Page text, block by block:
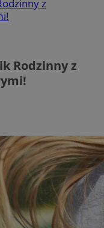
z
Rodzinny z